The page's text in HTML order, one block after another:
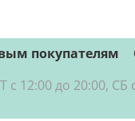
покупателям
12:00 до 20:00, СБ